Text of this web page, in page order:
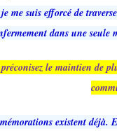
me suis efforcé de
dans une
le maintien de
existent déjà.